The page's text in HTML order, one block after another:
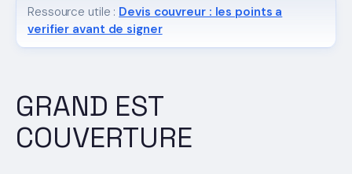
GRAND EST
COUVERTURE
Ressource utile : Devis couvreur : les points a
verifier avant de signer